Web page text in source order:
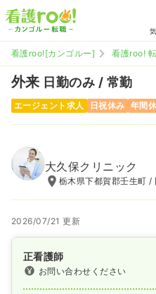
看護roo![カンゴルー] 看護roo!
外来 日勤のみ / 常勤
エージェント求人 日祝休み 年間
大久保クリニック
栃木県下都賀郡壬生町 /
2026/07/21 更新
正看護師
お問い合わせください